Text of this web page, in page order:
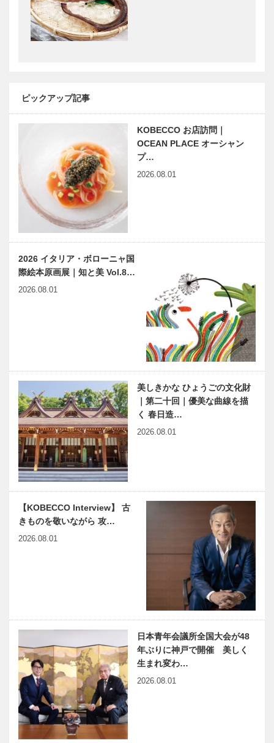
ピックアップ記事
KOBECCO お店訪問｜
OCEAN PLACE オーシャン
プ…
2026.08.01
2026 イタリア・ボローニャ国
際絵本原画展｜知と美 Vol.8…
2026.08.01
美しきかな ひょうごの文化財
｜第二十回｜優美な曲線を描
く 春日造…
2026.08.01
【KOBECCO Interview】 古
きものを敬いながら 攻…
2026.08.01
日本青年会議所全国大会が48
年ぶりに神戸で開催 美しく
生まれ変わ…
2026.08.01